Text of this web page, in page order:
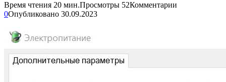
Время чтения 20 мин.Просмотры 52Комментарии
0Опубликовано 30.09.2023